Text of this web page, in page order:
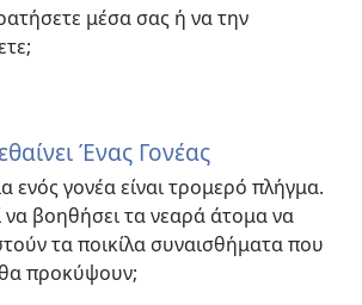
μέσα σας ή να την
Ένας Γονέας
ενός γονέα είναι τρομερό πλήγμα.
να βοηθήσει τα νεαρά άτομα να
τα ποικίλα συναισθήματα που
προκύψουν;